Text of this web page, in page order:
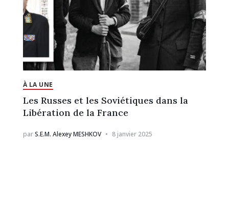
À LA UNE
Les Russes et les Soviétiques dans la
Libération de la France
parS.E.M. Alexey MESHKOV 8 janvier 2025